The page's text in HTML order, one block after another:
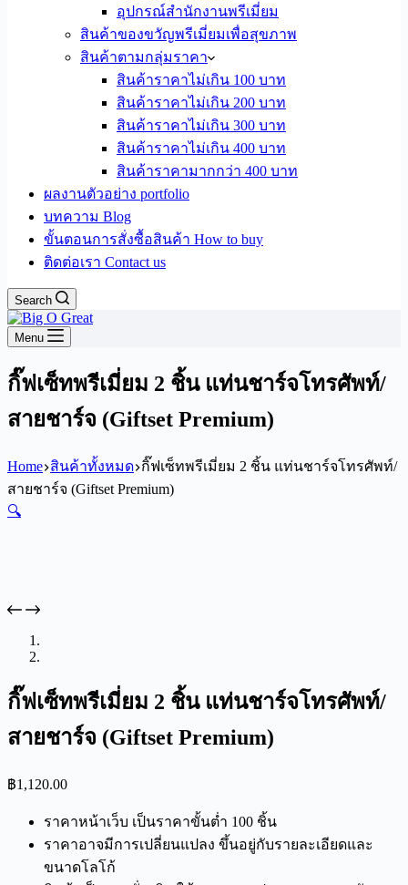
อุปกรณ์สำนักงานพรีเมี่ยม
สินค้าของขวัญพรีเมี่ยมเพื่อสุขภาพ
สินค้าตามกลุ่มราคา
สินค้าราคาไม่เกิน 100 บาท
สินค้าราคาไม่เกิน 200 บาท
สินค้าราคาไม่เกิน 300 บาท
สินค้าราคาไม่เกิน 400 บาท
สินค้าราคามากกว่า 400 บาท
ผลงานตัวอย่าง portfolio
บทความ Blog
ขั้นตอนการสั่งซื้อสินค้า How to buy
ติดต่อเรา Contact us
Search
Menu
กิ๊ฟเซ็ทพรีเมี่ยม 2 ชิ้น แท่นชาร์จโทรศัพท์/
สายชาร์จ (Giftset Premium)
Home สินค้าทั้งหมด กิ๊ฟเซ็ทพรีเมี่ยม 2 ชิ้น แท่นชาร์จโทรศัพท์/
สายชาร์จ (Giftset Premium)
🔍
กิ๊ฟเซ็ทพรีเมี่ยม 2 ชิ้น แท่นชาร์จโทรศัพท์/
สายชาร์จ (Giftset Premium)
฿1,120.00
ราคาหน้าเว็บ เป็นราคาขั้นต่ำ 100 ชิ้น
ราคาอาจมีการเปลี่ยนแปลง ขึ้นอยู่กับรายละเอียดและ
ขนาดโลโก้